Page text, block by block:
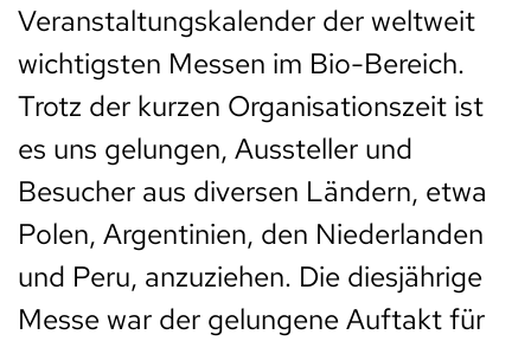
Veranstaltungskalender der weltweit
wichtigsten Messen im Bio-Bereich.
Trotz der kurzen Organisationszeit ist
es uns gelungen, Aussteller und
Besucher aus diversen Ländern, etwa
Polen, Argentinien, den Niederlanden
und Peru, anzuziehen. Die diesjährige
Messe war der gelungene Auftakt für